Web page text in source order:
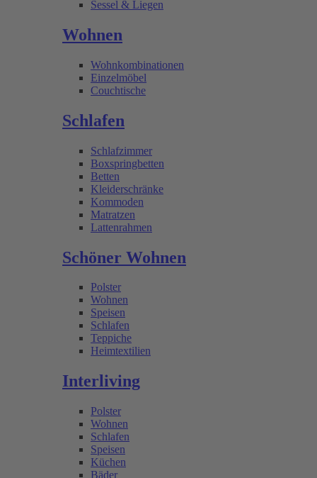
Sessel & Liegen
Wohnen
Wohnkombinationen
Einzelmöbel
Couchtische
Schlafen
Schlafzimmer
Boxspringbetten
Betten
Kleiderschränke
Kommoden
Matratzen
Lattenrahmen
Schöner Wohnen
Polster
Wohnen
Speisen
Schlafen
Teppiche
Heimtextilien
Interliving
Polster
Wohnen
Schlafen
Speisen
Küchen
Bäder